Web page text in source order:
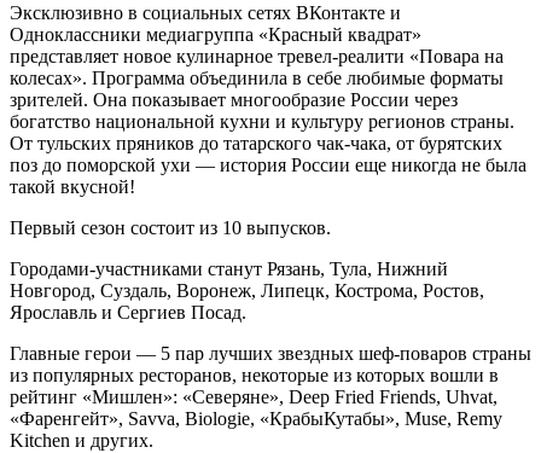
Эксклюзивно в социальных сетях ВКонтакте и
Одноклассники медиагруппа «Красный квадрат»
представляет новое кулинарное тревел-реалити «Повара на
колесах». Программа объединила в себе любимые форматы
зрителей. Она показывает многообразие России через
богатство национальной кухни и культуру регионов страны.
От тульских пряников до татарского чак-чака, от бурятских
поз до поморской ухи — история России еще никогда не была
такой вкусной!
Первый сезон состоит из 10 выпусков.
Городами-участниками станут Рязань, Тула, Нижний
Новгород, Суздаль, Воронеж, Липецк, Кострома, Ростов,
Ярославль и Сергиев Посад.
Главные герои — 5 пар лучших звездных шеф-поваров страны
из популярных ресторанов, некоторые из которых вошли в
рейтинг «Мишлен»: «Северяне», Deep Fried Friends, Uhvat,
«Фаренгейт», Savva, Biologie, «КрабыКутабы», Muse, Remy
Kitchen и других.